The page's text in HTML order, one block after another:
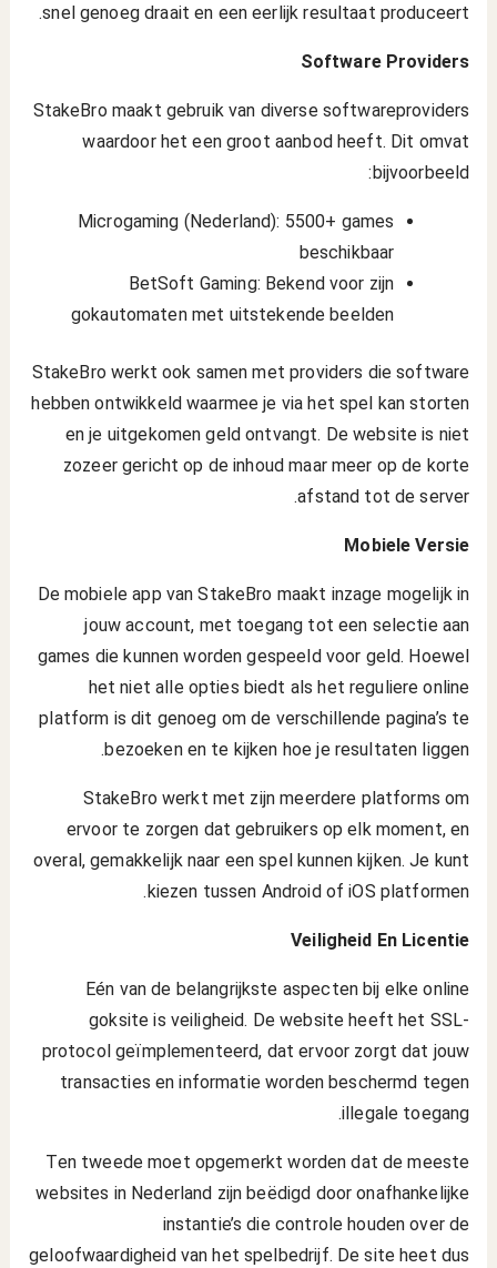
snel genoeg draait en een eerlijk resultaat produceert.
Software Providers
StakeBro maakt gebruik van diverse softwareproviders
waardoor het een groot aanbod heeft. Dit omvat
bijvoorbeeld:
Microgaming (Nederland): 5500+ games
beschikbaar
BetSoft Gaming: Bekend voor zijn
gokautomaten met uitstekende beelden
StakeBro werkt ook samen met providers die software
hebben ontwikkeld waarmee je via het spel kan storten
en je uitgekomen geld ontvangt. De website is niet
zozeer gericht op de inhoud maar meer op de korte
afstand tot de server.
Mobiele Versie
De mobiele app van StakeBro maakt inzage mogelijk in
jouw account, met toegang tot een selectie aan
games die kunnen worden gespeeld voor geld. Hoewel
het niet alle opties biedt als het reguliere online
platform is dit genoeg om de verschillende pagina’s te
bezoeken en te kijken hoe je resultaten liggen.
StakeBro werkt met zijn meerdere platforms om
ervoor te zorgen dat gebruikers op elk moment, en
overal, gemakkelijk naar een spel kunnen kijken. Je kunt
kiezen tussen Android of iOS platformen.
Veiligheid En Licentie
Eén van de belangrijkste aspecten bij elke online
goksite is veiligheid. De website heeft het SSL-
protocol geïmplementeerd, dat ervoor zorgt dat jouw
transacties en informatie worden beschermd tegen
illegale toegang.
Ten tweede moet opgemerkt worden dat de meeste
websites in Nederland zijn beëdigd door onafhankelijke
instantie’s die controle houden over de
geloofwaardigheid van het spelbedrijf. De site heet dus